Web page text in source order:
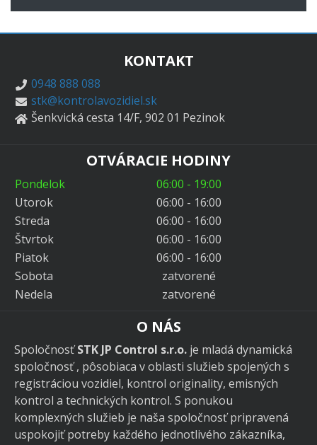
KONTAKT
0948 888 088
stk@kontrolavozidiel.sk
Šenkvická cesta 14/F, 902 01 Pezinok
OTVÁRACIE HODINY
Pondelok
06:00 - 19:00
Utorok
06:00 - 16:00
Streda
06:00 - 16:00
Štvrtok
06:00 - 16:00
Piatok
06:00 - 16:00
Sobota
zatvorené
Nedela
zatvorené
O NÁS
SpoločnosťSTK JP Control s.r.o. je mladá dynamická
spoločnosť , pôsobiaca v oblasti služieb spojených s
registráciou vozidiel, kontrol originality, emisných
kontrol a technických kontrol. S ponukou
komplexných služieb je naša spoločnosť pripravená
uspokojiť potreby každého jednotlivého zákazníka,